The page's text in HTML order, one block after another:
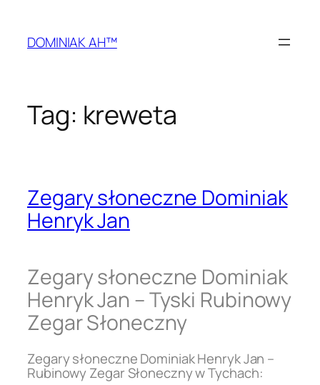
treściDOMINIAK AH™
Tag: kreweta
Zegary słoneczne Dominiak
Henryk Jan
Zegary słoneczne Dominiak
Henryk Jan – Tyski Rubinowy
Zegar Słoneczny
Zegary słoneczne Dominiak Henryk Jan –
Rubinowy Zegar Słoneczny w Tychach: